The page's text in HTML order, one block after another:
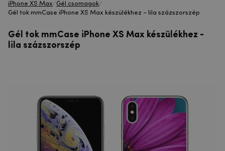
iPhone XS Max/Gél csomagok/
Gél tok mmCase iPhone XS Max készülékhez - lila százszorszép
Gél tok mmCase iPhone XS Max készülékhez -
lila százszorszép